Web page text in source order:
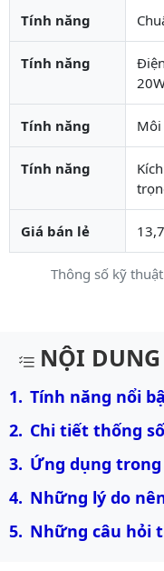
Thông số kỹ
Tính năng
Tính năng
Tính năng Môi
Tính năng
Giá bán lẻ
Mô tả chi tiết
NỘI
Tính năng nổi
Chi tiết thống
Ứng dụng
Những lý do
Những câu hỏi